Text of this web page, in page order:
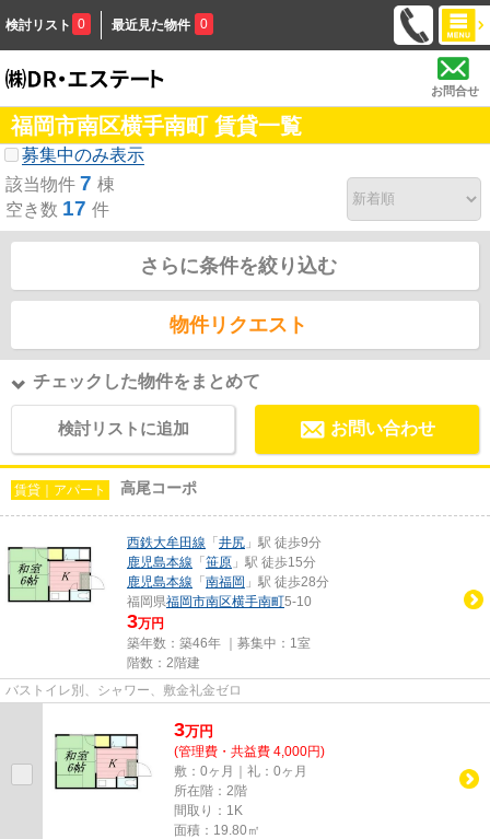
検討リスト 0 最近見た物件 0
お問合せ
福岡市南区横手南町 賃貸一覧
募集中のみ表示
該当物件 7 棟
空き数 17 件
さらに条件を絞り込む
物件リクエスト
チェックした物件をまとめて
検討リストに追加 お問い合わせ
賃貸｜アパート 高尾コーポ
西鉄大牟田線 「 井尻 」駅 徒歩9分
鹿児島本線 「 笹原 」駅 徒歩15分
鹿児島本線 「 南福岡 」駅 徒歩28分
福岡県福岡市南区横手南町5-10
3万円
築年数：築46年 ｜募集中： 1室
階数：2階建
バストイレ別、シャワー、敷金礼金ゼロ
3万円
(管理費・共益費 4,000円)
敷：0ヶ月｜礼：0ヶ月
所在階：2階
間取り：1K
面積：19.80㎡